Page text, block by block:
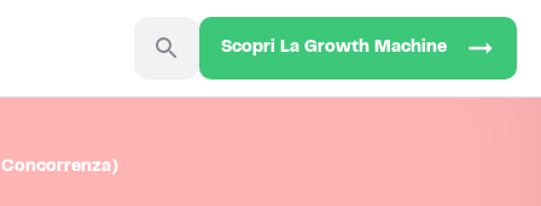
Scopri La Growth Machine